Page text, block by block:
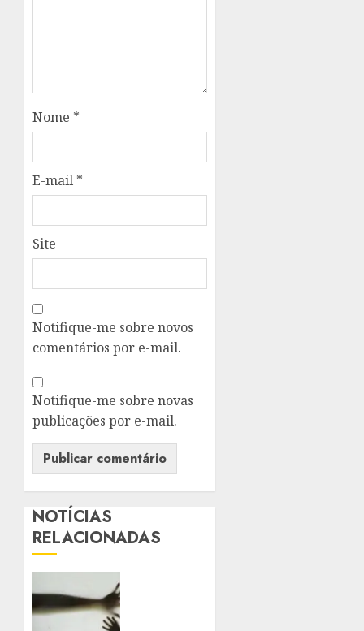
Nome *
E-mail *
Site
Notifique-me sobre novos
comentários por e-mail.
Notifique-me sobre novas
publicações por e-mail.
NOTÍCIAS
RELACIONADAS